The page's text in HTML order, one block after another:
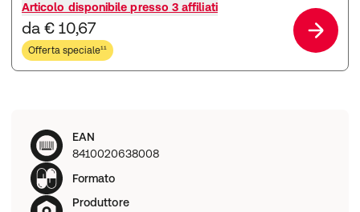
Articolo disponibile presso 3 affiliati
da € 10,67
Offerta speciale¹¹
EAN
8410020638008
Formato
Produttore